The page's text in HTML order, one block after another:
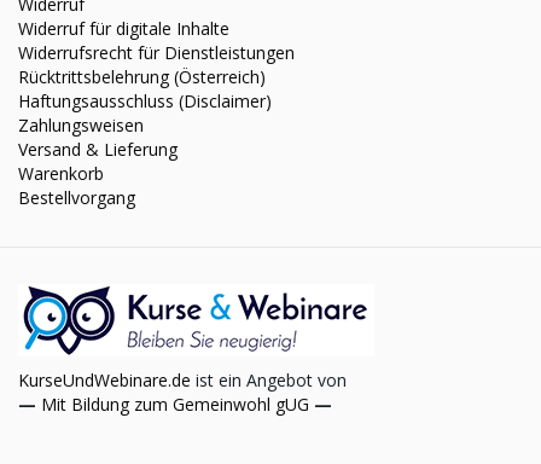
Widerruf für digitale Inhalte
Widerrufsrecht für Dienstleistungen
Rücktrittsbelehrung (Österreich)
Haftungsausschluss (Disclaimer)
Zahlungsweisen
Versand & Lieferung
Warenkorb
Bestellvorgang
KurseUndWebinare.de ist ein Angebot von
— Mit Bildung zum Gemeinwohl gUG —